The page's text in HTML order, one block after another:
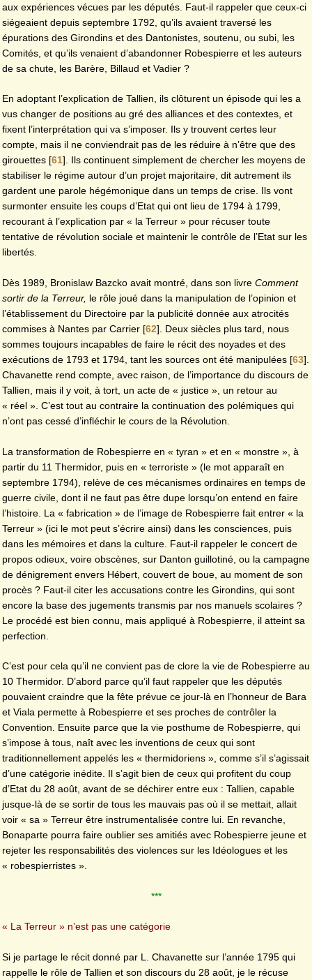
aux expériences vécues par les députés. Faut-il rappeler que ceux-ci
siégeaient depuis septembre 1792, qu’ils avaient traversé les
épurations des Girondins et des Dantonistes, soutenu, ou subi, les
Comités, et qu’ils venaient d’abandonner Robespierre et les auteurs
de sa chute, les Barère, Billaud et Vadier ?
En adoptant l’explication de Tallien, ils clôturent un épisode qui les a
vus changer de positions au gré des alliances et des contextes, et
fixent l’interprétation qui va s’imposer. Ils y trouvent certes leur
compte, mais il ne conviendrait pas de les réduire à n’être que des
girouettes [61]. Ils continuent simplement de chercher les moyens de
stabiliser le régime autour d’un projet majoritaire, dit autrement ils
gardent une parole hégémonique dans un temps de crise. Ils vont
surmonter ensuite les coups d’Etat qui ont lieu de 1794 à 1799,
recourant à l’explication par « la Terreur » pour récuser toute
tentative de révolution sociale et maintenir le contrôle de l’Etat sur les
libertés.
Dès 1989, Bronislaw Bazcko avait montré, dans son livre Comment
sortir de la Terreur, le rôle joué dans la manipulation de l’opinion et
l’établissement du Directoire par la publicité donnée aux atrocités
commises à Nantes par Carrier [62] . Deux siècles plus tard, nous
sommes toujours incapables de faire le récit des noyades et des
exécutions de 1793 et 1794, tant les sources ont été manipulées [63]
Chavanette rend compte, avec raison, de l’importance du discours de
Tallien, mais il y voit, à tort, un acte de « justice », un retour au
« réel ». C’est tout au contraire la continuation des polémiques qui
n’ont pas cessé d’infléchir le cours de la Révolution.
La transformation de Robespierre en « tyran » et en « monstre », à
partir du 11 Thermidor, puis en « terroriste » (le mot apparaît en
septembre 1794), relève de ces mécanismes ordinaires en temps de
guerre civile, dont il ne faut pas être dupe lorsqu’on entend en faire
l’histoire. La « fabrication » de l’image de Robespierre fait entrer « la
Terreur » (ici le mot peut s’écrire ainsi) dans les consciences, puis
dans les mémoires et dans la culture. Faut-il rappeler le concert de
propos odieux, voire obscènes, sur Danton guillotiné, ou la campagne
de dénigrement envers Hébert, couvert de boue, au moment de son
procès ? Faut-il citer les accusations contre les Girondins, qui sont
encore la base des jugements transmis par nos manuels scolaires ?
Le procédé est bien connu, mais appliqué à Robespierre, il atteint sa
perfection.
C’est pour cela qu’il ne convient pas de clore la vie de Robespierre au
10 Thermidor. D’abord parce qu’il faut rappeler que les députés
pouvaient craindre que la fête prévue ce jour-là en l’honneur de Bara
et Viala permette à Robespierre et ses proches de contrôler la
Convention.
Ensuite parce que la vie posthume de Robespierre, qui
s’impose à tous, naît avec les inventions de ceux qui sont
traditionnellement appelés les « thermidoriens », comme s’il s’agissait
d’une catégorie inédite. Il s’agit bien de ceux qui profitent du coup
d’Etat du 28 août, avant de se déchirer entre eux : Tallien, capable
jusque-là de se sortir de tous les mauvais pas où il se mettait, allait
voir « sa » Terreur être instrumentalisée contre lui. En revanche,
Bonaparte pourra faire oublier ses amitiés avec Robespierre jeune et
rejeter les responsabilités des violences sur les Idéologues et les
« robespierristes ».
***
« La Terreur » n’est pas une catégorie
Si je partage le récit donné par L. Chavanette sur l’année 1795 qui
rappelle le rôle de Tallien et son discours du 28 août, je le récuse